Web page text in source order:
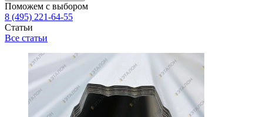
Поможем с выбором
8 (495) 221-64-55
Статьи
Все статьи